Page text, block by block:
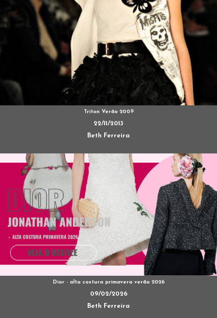
Triton Verão 2009
22/11/2013
Beth Ferreira
Dior - alta costura primavera verão 2026
09/02/2026
Beth Ferreira